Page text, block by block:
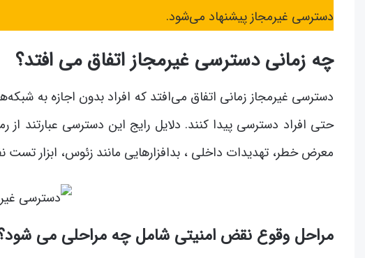
دسترسی غیرمجاز پیشنهاد می‌شود.
چه زمانی دسترسی غیرمجاز اتفاق می افتد؟
دسترسی غیرمجاز زمانی اتفاق می‌افتد که افراد بدون اجازه به
حتی افراد دسترسی پیدا کنند. دلایل رایج این دسترسی عبارتند
معرض خطر، تهدیدات داخلی ، بدافزارهایی مانند زئوس، ابزار تست
مراحل وقوع نقض امنیتی شامل چه مراحلی می